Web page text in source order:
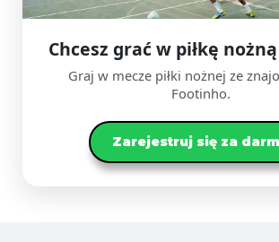
Chcesz grać w piłkę
Graj w mecze piłki nożnej ze
Footinho.
Zarejestruj się za